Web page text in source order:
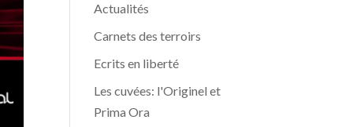
Actualités
Carnets des terroirs
Ecrits en liberté
Les cuvées: l'Originel et
Prima Ora